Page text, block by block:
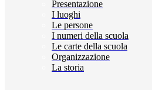
Presentazione
I luoghi
Le persone
I numeri della scuola
Le carte della scuola
Organizzazione
La storia